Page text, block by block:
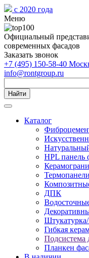
с 2020 года
Меню
Официальный
современных фасадов
Заказать звонок
+7 (495) 150-58-40
info@rontgroup.ru
Найти
Каталог
HPL панель
ДПК
Гибкая
Подсистема
Планкен